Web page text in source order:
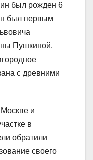
был рожден 6
был первым
Пушкиной.
с древними
и
в
обратили
своего